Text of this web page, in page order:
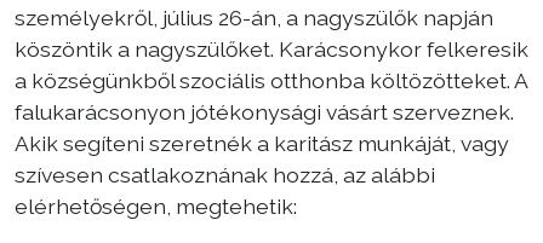
személyekről, július 26-án, a nagyszülők napján
köszöntik a nagyszülőket. Karácsonykor felkeresik
a községünkből szociális otthonba költözötteket. A
falukarácsonyon jótékonysági vásárt szerveznek.
Akik segíteni szeretnék a karitász munkáját, vagy
szívesen csatlakoznának hozzá, az alábbi
elérhetőségen, megtehetik: